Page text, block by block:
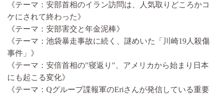
《テーマ：安部首相のイラン訪問は、人気取りどころかコ
ケにされて終わった》
《テーマ：安部害交と年金泥棒》
《テーマ：池袋暴走事故に続く、謎めいた「川崎19人殺傷
事件」》
《テーマ：安倍首相の"寝返り"、アメリカから始まり日本
にも起こる変化》
《テーマ：Qグループ諜報軍のEriさんが発信している重要